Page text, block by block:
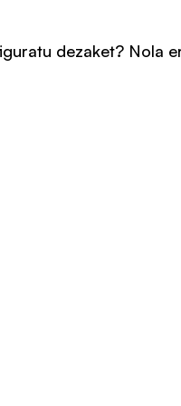
dezaket? Nola